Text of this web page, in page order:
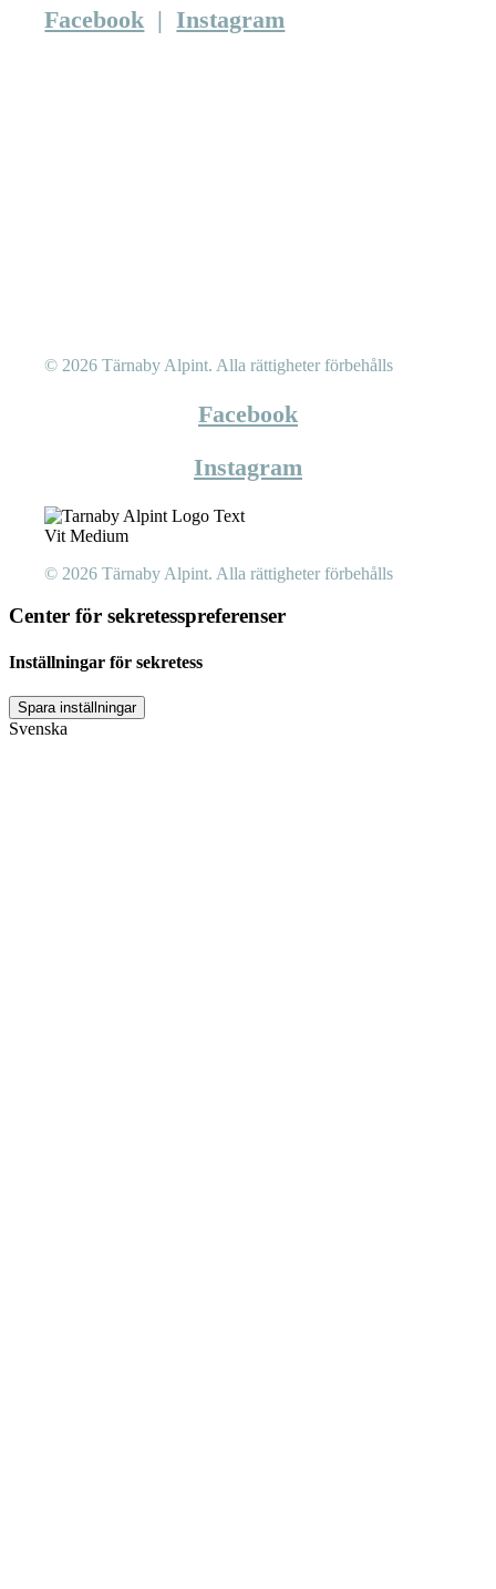
Facebook |Instagram
© 2026 Tärnaby Alpint. Alla rättigheter förbehålls
Facebook
Instagram
© 2026 Tärnaby Alpint. Alla rättigheter förbehålls
Center för sekretesspreferenser
Inställningar för sekretess
Svenska